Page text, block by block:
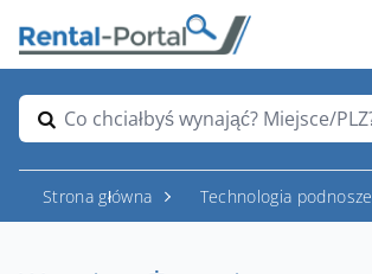
Co chciałbyś wynająć? Miejsce/
Strona główna Technologia